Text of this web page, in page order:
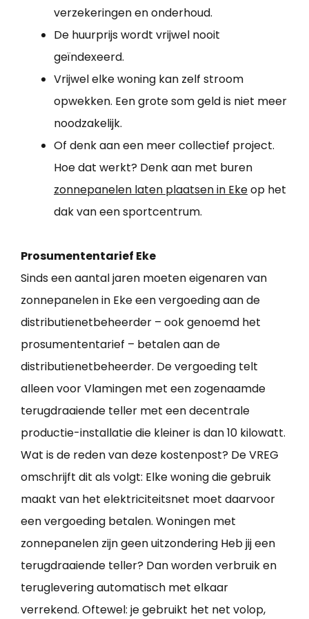
verzekeringen en onderhoud.
De huurprijs wordt vrijwel nooit
geïndexeerd.
Vrijwel elke woning kan zelf stroom
opwekken. Een grote som geld is niet meer
noodzakelijk.
Of denk aan een meer collectief project.
Hoe dat werkt? Denk aan met buren
zonnepanelen laten plaatsen in Ekeop het
dak van een sportcentrum.
Prosumententarief Eke
Sinds een aantal jaren moeten eigenaren van
zonnepanelen in Eke een vergoeding aan de
distributienetbeheerder – ook genoemd het
prosumententarief – betalen aan de
distributienetbeheerder. De vergoeding telt
alleen voor Vlamingen met een zogenaamde
terugdraaiende teller met een decentrale
productie-installatie die kleiner is dan 10 kilowatt.
Wat is de reden van deze kostenpost? De VREG
omschrijft dit als volgt: Elke woning die gebruik
maakt van het elektriciteitsnet moet daarvoor
een vergoeding betalen. Woningen met
zonnepanelen zijn geen uitzondering Heb jij een
terugdraaiende teller? Dan worden verbruik en
teruglevering automatisch met elkaar
verrekend. Oftewel: je gebruikt het net volop,